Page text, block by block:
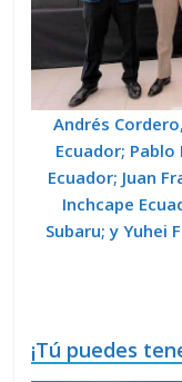
Andrés
Ecuador;
Ecuador; Juan
Inchcape
Subaru; y Yuhei
¡Tú puedes